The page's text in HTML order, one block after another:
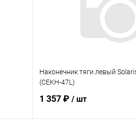
Наконечник тяги левый
(CEKH-47L)
1 357 ₽ / шт